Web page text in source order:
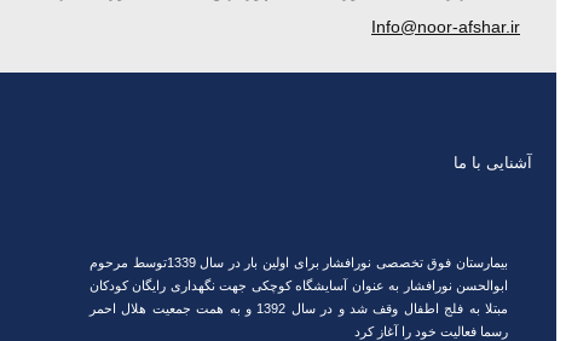
Info@noor-afshar.ir
آشنایی با ما
بیمارستان فوق تخصصی نورافشار برای اولین بار در سال 1339توسط مرحوم
ابوالحسن نورافشار به عنوان آسایشگاه کوچکی جهت نگهداری رایگان کودکان
مبتلا به فلج اطفال وقف شد و در سال 1392 و به همت جمعیت هلال احمر
رسما فعالیت خود را آغاز کرد